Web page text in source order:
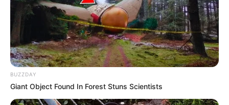
BUZZDAY
Giant Object Found In Forest Stuns Scientists